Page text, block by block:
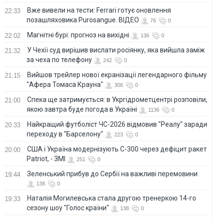
22:33
Вже вивели на тести: Ferrari готує оновлення
позашляховика Purosangue. ВІДЕО
76 0
22:02 Магнітні бурі: прогноз на вихідні 136 0
21:32
У Чехії суд вирішив вислати росіянку, яка вийшла заміж
за чеха по телефону
242 0
21:15
Вийшов трейлер нової екранізації легендарного фільму
"Афера Томаса Крауна"
306 0
21:00
Спека ще затримується: в Укргідрометцентрі розповіли,
якою завтра буде погода в Україні
1136 0
20:33
Найкращий футболіст ЧС-2026 відмовив "Реалу" заради
переходу в "Барселону"
223 0
20:00
США і Україна модернізують С-300 через дефіцит ракет
Patriot, - ЗМІ
251 0
19:44 Зеленський прибув до Сербії на важливі перемовини
138 0
19:33
Наталія Могилевська стала другою тренеркою 14-го
сезону шоу "Голос країни"
138 0